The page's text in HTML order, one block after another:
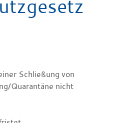
Schließung von
Quarantäne nicht